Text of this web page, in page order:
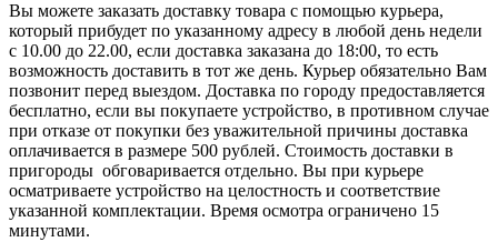
Вы можете заказать доставку товара с помощью курьера,
который прибудет по указанному адресу в любой день недели
с 10.00 до 22.00, если доставка заказана до 18:00, то есть
возможность доставить в тот же день. Курьер обязательно Вам
позвонит перед выездом. Доставка по городу предоставляется
бесплатно, если вы покупаете устройство, в противном случае
при отказе от покупки без уважительной причины доставка
оплачивается в размере 500 рублей. Стоимость доставки в
пригороды обговаривается отдельно. Вы при курьере
осматриваете устройство на целостность и соответствие
указанной комплектации. Время осмотра ограничено 15
минутами.